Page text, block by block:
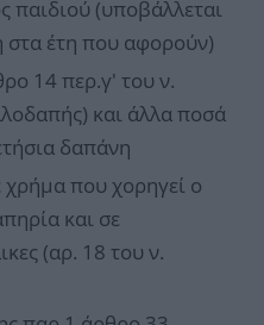
παιδιού (υποβάλλεται
έτη που αφορούν)
14 περ.γ' του ν.
και άλλα ποσά
δαπάνη
χρήμα που χορηγεί ο
και σε
(αρ. 18 του ν.